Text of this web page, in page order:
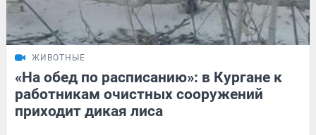
ЖИВОТНЫЕ
«На обед по расписанию»: в Кургане к
работникам очистных сооружений
приходит дикая лиса